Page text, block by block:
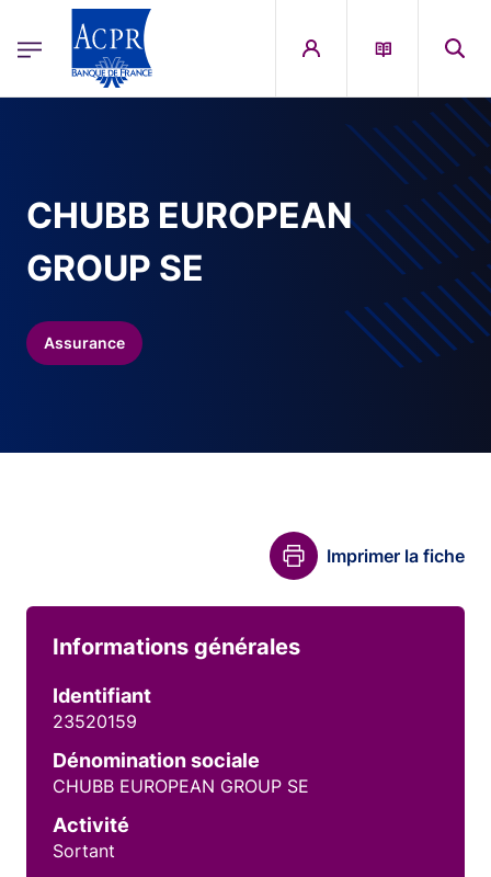
ACPR Menu Principal (French)
CHUBB EUROPEAN
GROUP SE
Assurance
Imprimer la fiche
Informations générales
Identifiant
23520159
Dénomination sociale
CHUBB EUROPEAN GROUP SE
Activité
Sortant